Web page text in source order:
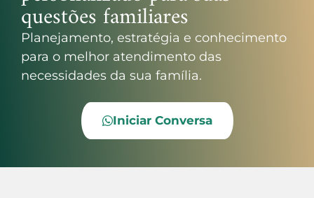
questões familiares
Planejamento, estratégia e conhecimento
para o melhor atendimento das
necessidades da sua família.
Iniciar Conversa